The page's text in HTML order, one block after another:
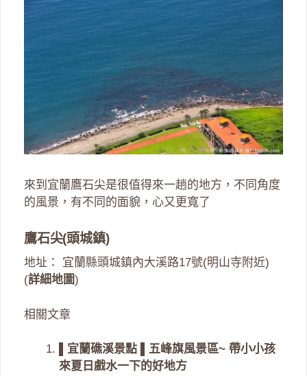
來到宜蘭鷹石尖是很值得來一趟的地方，不同角度
的風景，有不同的面貌，心又更寬了
鷹石尖(頭城鎮)
地址： 宜蘭縣頭城鎮內大溪路17號(明山寺附近)
(詳細地圖)
相關文章
▌宜蘭礁溪景點 ▌五峰旗風景區~ 帶小小孩
來夏日戲水一下的好地方